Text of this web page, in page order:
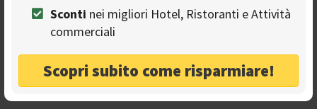
Sconti nei migliori Hotel, Ristoranti e Attività
commerciali
Scopri subito come risparmiare!
La chiesa è visitabile dal lunedì al sabato dalle 8.30 alle
20.00. Il sabato si celebra messa alle 18. La domenica è
aperta dalle 9.00 alle 13.30 ma si celebra messa per tre
volte.